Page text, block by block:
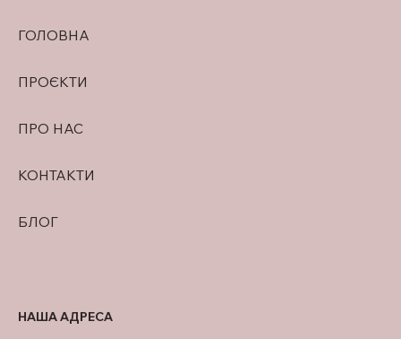
ГОЛОВНА
ПРОЄКТИ
ПРО НАС
КОНТАКТИ
БЛОГ
НАША АДРЕСА